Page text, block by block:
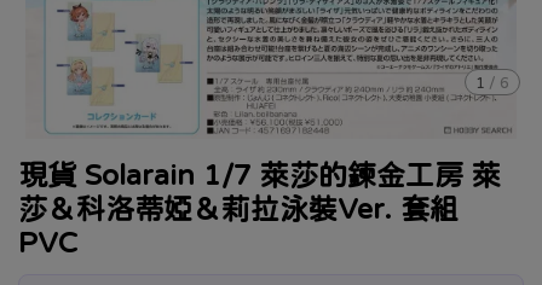
1 / 6
現貨 Solarain 1/7 萊莎的鍊金工房 萊
莎＆科洛蒂婭＆莉拉泳裝Ver. 套組
PVC